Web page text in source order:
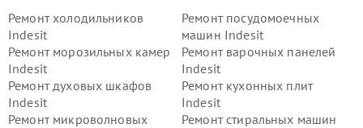
Ремонт холодильников
Indesit
Ремонт посудомоечных
машин Indesit
Ремонт морозильных камер
Indesit
Ремонт варочных панелей
Indesit
Ремонт духовых шкафов
Indesit
Ремонт кухонных плит
Indesit
Ремонт микроволновых
Ремонт стиральных машин